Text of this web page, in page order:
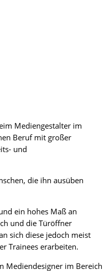
Mediengestalter im
Beruf mit großer
und
die ihn ausüben
ein hohes Maß an
und die Türöffner
sich diese jedoch meist
Trainees erarbeiten.
Mediendesigner im Bereich